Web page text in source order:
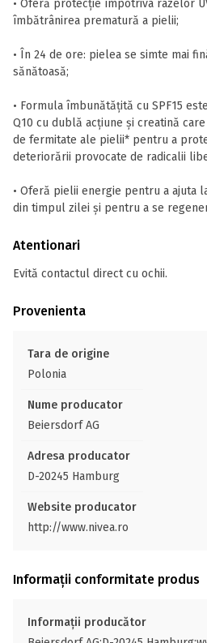
• Oferă protecție împotriva razelor
îmbătrânirea prematură a pielii;
• În 24 de ore: pielea se simte mai
sănătoasă;
• Formula îmbunătățită cu SPF15
Q10 cu dublă acțiune și creatină
de fermitate ale pielii* pentru a
deteriorării provocate de radicalii
• Oferă pielii energie pentru a ajuta
din timpul zilei și pentru a se
Atentionari
Evită contactul direct cu ochii.
Provenienta
Tara de origine
Polonia
Nume producator
Beiersdorf AG
Adresa producator
D-20245 Hamburg
Website producator
http://www.nivea.ro
Informații conformitate produs
Informații producător